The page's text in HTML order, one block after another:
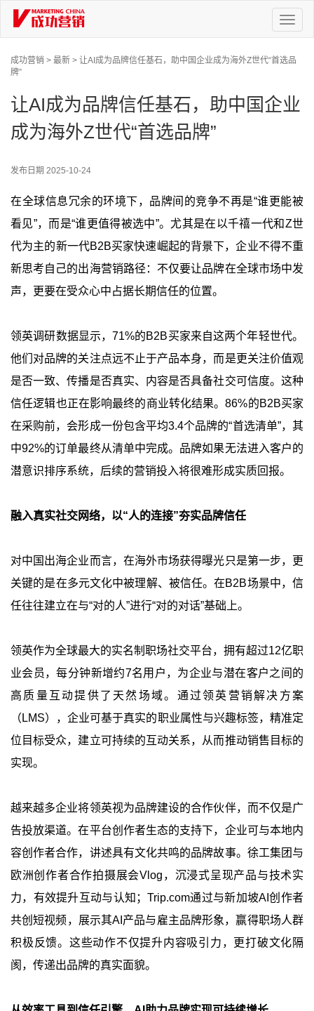
成功营销 > 最新 > 让AI成为品牌信任基石，助中国企业成为海外Z世代“首选品
牌”
让AI成为品牌信任基石，助中国企业
成为海外Z世代“首选品牌”
发布日期 2025-10-24
在全球信息冗余的环境下，品牌间的竞争不再是“谁更能被
看见”，而是“谁更值得被选中”。尤其是在以千禧一代和Z世
代为主的新一代B2B买家快速崛起的背景下，企业不得不重
新思考自己的出海营销路径：不仅要让品牌在全球市场中发
声，更要在受众心中占据长期信任的位置。
领英调研数据显示，71%的B2B买家来自这两个年轻世代。
他们对品牌的关注点远不止于产品本身，而是更关注价值观
是否一致、传播是否真实、内容是否具备社交可信度。这种
信任逻辑也正在影响最终的商业转化结果。86%的B2B买家
在采购前，会形成一份包含平均3.4个品牌的“首选清单”，其
中92%的订单最终从清单中完成。品牌如果无法进入客户的
潜意识排序系统，后续的营销投入将很难形成实质回报。
融入真实社交网络，以“人的连接”夯实品牌信任
对中国出海企业而言，在海外市场获得曝光只是第一步，更
关键的是在多元文化中被理解、被信任。在B2B场景中，信
任往往建立在与“对的人”进行“对的对话”基础上。
领英作为全球最大的实名制职场社交平台，拥有超过12亿职
业会员，每分钟新增约7名用户，为企业与潜在客户之间的
高质量互动提供了天然场域。通过领英营销解决方案
（LMS），企业可基于真实的职业属性与兴趣标签，精准定
位目标受众，建立可持续的互动关系，从而推动销售目标的
实现。
越来越多企业将领英视为品牌建设的合作伙伴，而不仅是广
告投放渠道。在平台创作者生态的支持下，企业可与本地内
容创作者合作，讲述具有文化共鸣的品牌故事。徐工集团与
欧洲创作者合作拍摄展会Vlog，沉浸式呈现产品与技术实
力，有效提升互动与认知；Trip.com通过与新加坡AI创作者
共创短视频，展示其AI产品与雇主品牌形象，赢得职场人群
积极反馈。这些动作不仅提升内容吸引力，更打破文化隔
阂，传递出品牌的真实面貌。